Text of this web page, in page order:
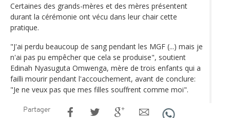
Certaines des grands-mères et des mères présentent
durant la cérémonie ont vécu dans leur chair cette
pratique.
"J'ai perdu beaucoup de sang pendant les MGF (...) mais je
n'ai pas pu empêcher que cela se produise", soutient
Edinah Nyasuguta Omwenga, mère de trois enfants qui a
failli mourir pendant l'accouchement, avant de conclure:
"Je ne veux pas que mes filles souffrent comme moi".
Partager